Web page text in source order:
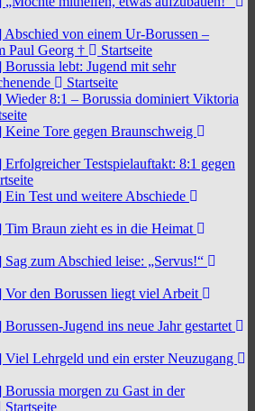
Abschied von einem Ur-Borussen –
Paul Georg †
Startseite
Borussia lebt: Jugend mit sehr
Startseite
Wieder 8:1 – Borussia dominiert Viktoria
Keine Tore gegen Braunschweig
Erfolgreicher Testspielauftakt: 8:1 gegen
Ein Test und weitere Abschiede
Tim Braun zieht es in die Heimat
Sag zum Abschied leise: „Servus!“
Vor den Borussen liegt viel Arbeit
Borussen-Jugend ins neue Jahr gestartet
Viel Lehrgeld und ein erster Neuzugang
Borussia morgen zu Gast in der
Startseite